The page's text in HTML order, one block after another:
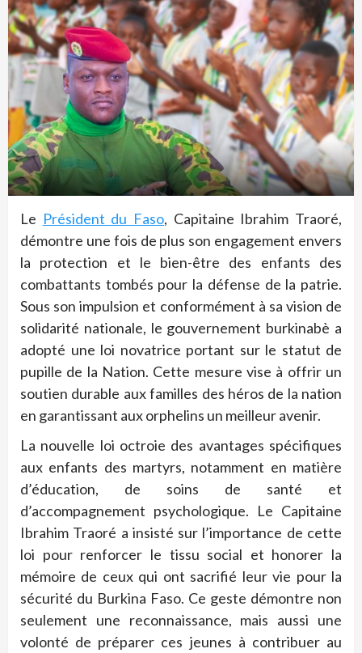
Le Président du Faso, Capitaine Ibrahim Traoré,
démontre une fois de plus son engagement envers
la protection et le bien-être des enfants des
combattants tombés pour la défense de la patrie.
Sous son impulsion et conformément à sa vision de
solidarité nationale, le gouvernement burkinabè a
adopté une loi novatrice portant sur le statut de
pupille de la Nation. Cette mesure vise à offrir un
soutien durable aux familles des héros de la nation
en garantissant aux orphelins un meilleur avenir.
La nouvelle loi octroie des avantages spécifiques
aux enfants des martyrs, notamment en matière
d’éducation, de soins de santé et
d’accompagnement psychologique. Le Capitaine
Ibrahim Traoré a insisté sur l’importance de cette
loi pour renforcer le tissu social et honorer la
mémoire de ceux qui ont sacrifié leur vie pour la
sécurité du Burkina Faso. Ce geste démontre non
seulement une reconnaissance, mais aussi une
volonté de préparer ces jeunes à contribuer au